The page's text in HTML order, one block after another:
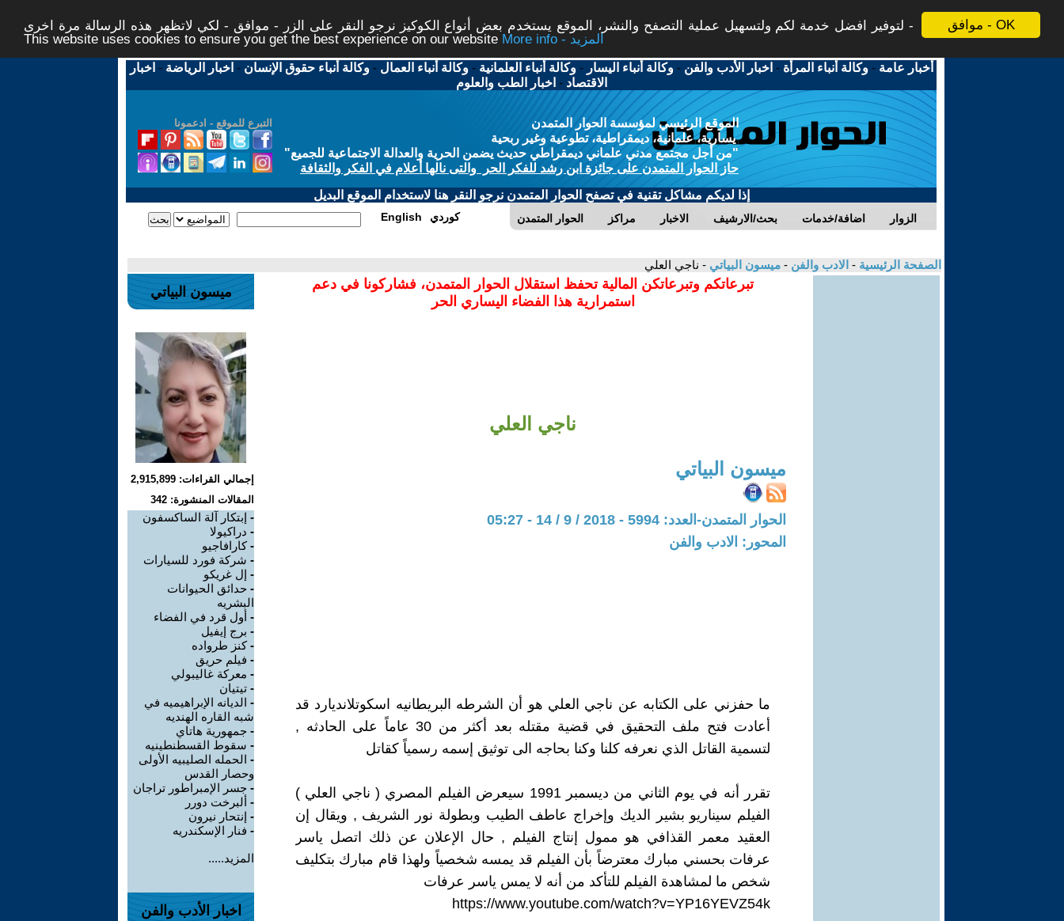
موافق - OK
لتوفير افضل خدمة لكم ولتسهيل عملية التصفح والنشر، الموقع يستخدم بعض أنواع الكوكيز نرجو النقر على الزر - موافق - لكي لاتظهر هذه الرسالة مرة اخرى -
This website uses cookies to ensure you get the best experience on our website
More info - المزيد
أخبار عامة -وكالة أنباء المرأة - اخبار الأدب والفن -وكالة أنباء اليسار -وكالة أنباء العلمانية -وكالة أنباء العمال -وكالة أنباء حقوق الإنسان - اخبار الرياضة - اخبار
الاقتصاد - اخبار الطب والعلوم
التبرع للموقع - ادعمونا
الموقع الرئيسي لمؤسسة الحوار المتمدن
يسارية، علمانية، ديمقراطية، تطوعية وغير ربحية
"من أجل مجتمع مدني علماني ديمقراطي حديث يضمن الحرية والعدالة الاجتماعية للجميع"
حاز الحوار المتمدن على جائزة ابن رشد للفكر الحر والتى نالها أعلام في الفكر والثقافة
إذا لديكم مشاكل تقنية في تصفح الحوار المتمدن نرجو النقر هنا لاستخدام الموقع البديل
الحوار المتمدن مراكز الاخبار بحث/الارشيف اضافة/خدمات الزوار English كوردي
الصفحة الرئيسية - الادب والفن - ميسون البياتي - ناجي العلي
تبرعاتكم وتبرعاتكن المالية تحفظ استقلال الحوار المتمدن، فشاركونا في دعم
استمرارية هذا الفضاء اليساري الحر
ناجي العلي
ميسون البياتي
الحوار المتمدن-العدد: 5994 - 2018 / 9 / 14 - 05:27
المحور: الادب والفن
ما حفزني على الكتابه عن ناجي العلي هو أن الشرطه البريطانيه اسكوتلانديارد قد
أعادت فتح ملف التحقيق في قضية مقتله بعد أكثر من 30 عاماً على الحادثه ,
لتسمية القاتل الذي نعرفه كلنا وكنا بحاجه الى توثيق إسمه رسمياً كقاتل
تقرر أنه في يوم الثاني من ديسمبر 1991 سيعرض الفيلم المصري ( ناجي العلي )
الفيلم سيناريو بشير الديك وإخراج عاطف الطيب وبطولة نور الشريف , ويقال إن
العقيد معمر القذافي هو ممول إنتاج الفيلم , حال الإعلان عن ذلك اتصل ياسر
عرفات بحسني مبارك معترضاً بأن الفيلم قد يمسه شخصياً ولهذا قام مبارك بتكليف
شخص ما لمشاهدة الفيلم للتأكد من أنه لا يمس ياسر عرفات
https://www.youtube.com/watch?v=YP16YEVZ54k
ميسون البياتي
إجمالي القراءات: 2,915,899
المقالات المنشورة: 342
- إبتكار آلة الساكسفون
- دراكيولا
-كارافاجيو
- شركة فورد للسيارات
- إل غريكو
- حدائق الحيوانات
البشريه
- أول قرد في الفضاء
- برج إيفيل
-كنز طرواده
- فيلم حريق
- معركة غاليبولي
- تيتيان
- الديانه الإبراهيميه في
شبه القاره الهنديه
- جمهورية هاتاي
- سقوط القسطنطينيه
- الحمله الصليبيه الأولى
وحصار القدس
- جسر الإمبراطور تراجان
- ألبرخت دورر
- إنتحار نيرون
- فنار الإسكندريه
المزيد.....
اخبار الأدب والفن